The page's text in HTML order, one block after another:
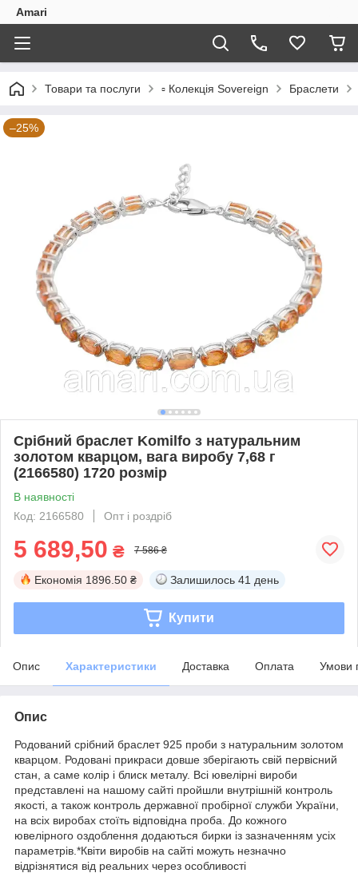
Amari
Товари та послуги ▫️ Колекція Sovereign Браслети
–25%
Срібний браслет Komilfo з натуральним
золотом кварцом, вага виробу 7,68 г
(2166580) 1720 розмір
В наявності
Код: 2166580
Опт і роздріб
5 689,50 ₴ 7 586 ₴
Економія 1896.50 ₴ Залишилось 41 день
Купити
Опис Характеристики Доставка Оплата Умови
Опис
Родований срібний браслет 925 проби з натуральним золотом
кварцом. Родовані прикраси довше зберігають свій первісний
стан, а саме колір і блиск металу. Всі ювелірні вироби
представлені на нашому сайті пройшли внутрішній контроль
якості, а також контроль державної пробірної служби України,
на всіх виробах стоїть відповідна проба. До кожного
ювелірного оздоблення додаються бирки із зазначенням усіх
параметрів.*Квіти виробів на сайті можуть незначно
відрізнятися від реальних через особливості